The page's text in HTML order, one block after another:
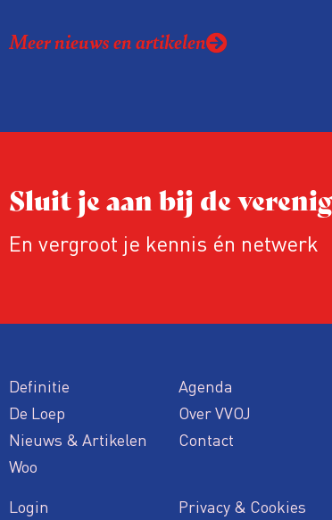
deze organisaties zijn deze
Meer nieuws en artikelen
Sluit je aan bij de
En vergroot je kennis én netwerk
Definitie
De Loep
Nieuws & Artikelen
Woo
Agenda
Over VVOJ
Contact
Login Privacy & Cookies